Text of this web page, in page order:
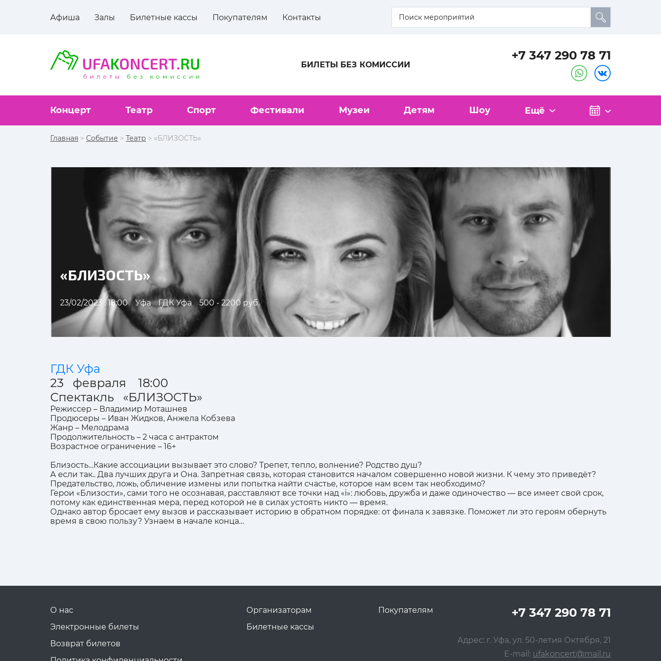
Афиша Залы Билетные кассы Покупателям Контакты
БИЛЕТЫ БЕЗ КОМИССИИ
+7 347 290 78 71
Концерт Театр Спорт Фестивали Музеи Детям Шоу Ещё
Главная > Событие > Театр > «БЛИЗОСТЬ»
«БЛИЗОСТЬ»
23/02/2023 , 18:00 Уфа ГДК Уфа 500 - 2200 руб.
ГДК Уфа
23 февраля 18:00
Спектакль «БЛИЗОСТЬ»
Режиссер – Владимир Моташнев
Продюсеры – Иван Жидков, Анжела Кобзева
Жанр – Мелодрама
Продолжительность – 2 часа с антрактом
Возрастное ограничение – 16+
Близость…Какие ассоциации вызывает это слово? Трепет, тепло, волнение? Родство душ?
А если так.. Два лучших друга и Она. Запретная связь, которая становится началом совершенно новой жизни. К чему это приведёт?
Предательство, ложь, обличение измены или попытка найти счастье, которое нам всем так необходимо?
Герои «Близости», сами того не осознавая, расставляют все точки над «i»: любовь, дружба и даже одиночество — все имеет свой срок,
потому как единственная мера, перед которой не в силах устоять никто — время.
Однако автор бросает ему вызов и рассказывает историю в обратном порядке: от финала к завязке. Поможет ли это героям обернуть
время в свою пользу? Узнаем в начале конца…
О нас
Электронные билеты
Возврат билетов
Организаторам
Билетные кассы
Покупателям +7 347 290 78 71
Адрес: г. Уфа, ул. 50-летия Октября, 21
E-mail: ufakoncert@mail.ru